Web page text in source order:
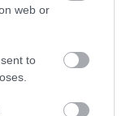
web or
to